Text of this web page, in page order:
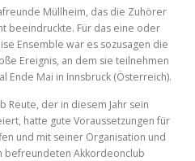
Müllheim, das die Zuhörer
beeindruckte. Für das eine oder
Ensemble war es sozusagen die
Ereignis, an dem sie teilnehmen
Ende Mai in Innsbruck (Österreich).
Reute, der in diesem Jahr sein
hatte gute Voraussetzungen für
und mit seiner Organisation und
befreundeten Akkordeonclub